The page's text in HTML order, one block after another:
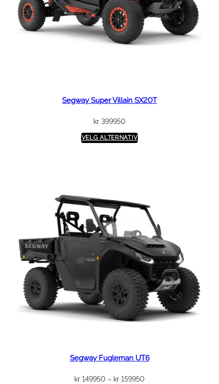
Segway Super Villain SX20T
kr 399950
VELG ALTERNATIV
Segway Fugleman UT6
kr 149950 – kr 159950